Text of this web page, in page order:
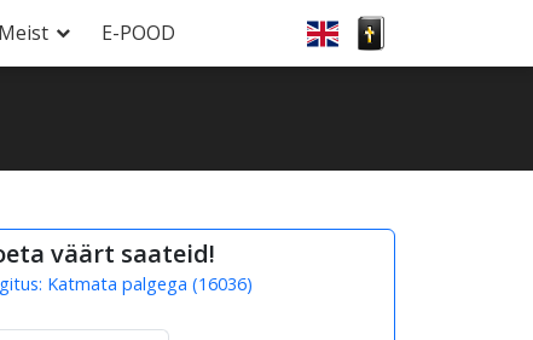
Meist E-POOD
väärt saateid!
Katmata palgega (16036)